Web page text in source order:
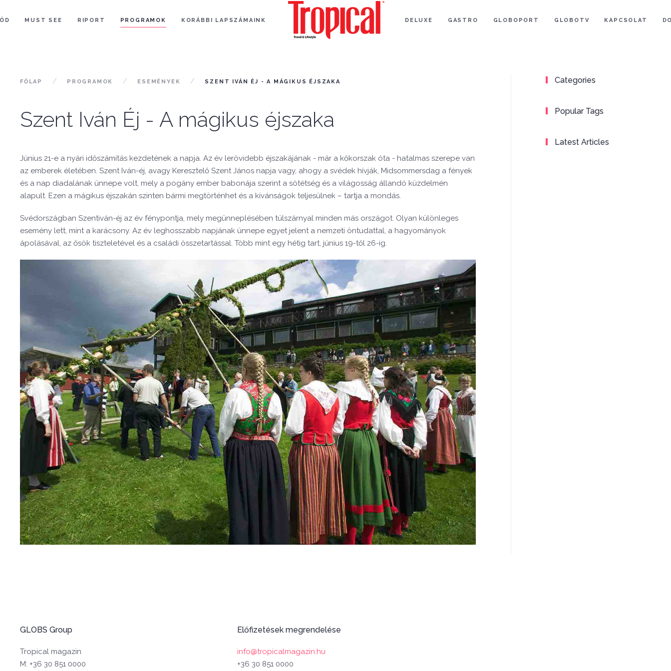
MUST SEE RIPORT PROGRAMOK KORÁBBI LAPSZÁMAINK DELUXE GASTRO GLOBOPORT GLOBOTV KAPCSOLAT
FŐLAP PROGRAMOK ESEMÉNYEK SZENT IVÁN ÉJ - A MÁGIKUS ÉJSZAKA
Szent Iván Éj - A mágikus éjszaka
Június 21-e a nyári időszámítás kezdetének a napja. Az év lerövidebb éjszakájának - már a kőkorszak óta - hatalmas szerepe van
az emberek életében. Szent Iván-éj, avagy Keresztelő Szent János napja vagy, ahogy a svédek hívják, Midsommersdag a fények
és a nap diadalának ünnepe volt, mely a pogány ember babonája szerint a sötétség és a világosság állandó küzdelmén
alapult. Ezen a mágikus éjszakán szinten bármi megtörténhet és a kívánságok teljesülnek – tartja a mondás.
Svédországban Szentiván-éj az év fénypontja, mely megünneplésében túlszárnyal minden más országot. Olyan különleges
esemény lett, mint a karácsony. Az év leghosszabb napjának ünnepe egyet jelent a nemzeti öntudattal, a hagyományok
ápolásával, az ősök tiszteletével és a családi összetartással. Több mint egy hétig tart, június 19-től 26-ig.
Categories
Popular Tags
Latest Articles
GLOBS Group
Tropical magazin
M: +36 30 851 0000
Előfizetések megrendelése
info@tropicalmagazin.hu
+36 30 851 0000